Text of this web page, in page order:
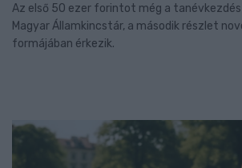
Az első 50 ezer forintot még a
Magyar Államkincstár, a második részlet
formájában érkezik.